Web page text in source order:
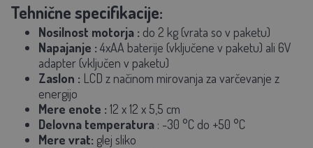
Tehnične specifikacije:
Nosilnost motorja : do 2 kg (vrata so v paketu)
Napajanje : 4xAA baterije (vključene v paketu) ali 6V
adapter (vključen v paketu)
Zaslon : LCD z načinom mirovanja za varčevanje z
energijo
Mere enote : 12 x 12 x 5,5 cm
Delovna temperatura : -30 °C do +50 °C
Mere vrat: glej sliko